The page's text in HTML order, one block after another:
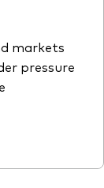
markets
pressure